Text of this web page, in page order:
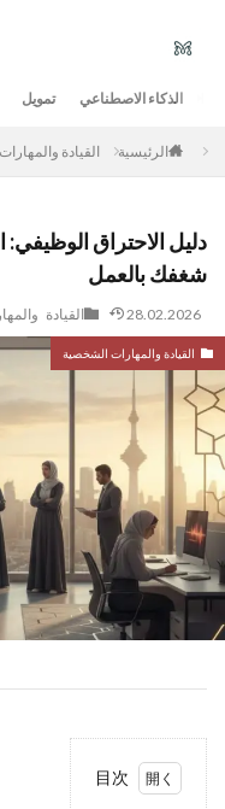
الذكاء الاصطناعي تمويل
الرئيسية القيادة
دليل الاحتراق الوظيفي:
شغفك بالعمل
28.02.2026 القيادة
القيادة والمهارات الشخصية
目次